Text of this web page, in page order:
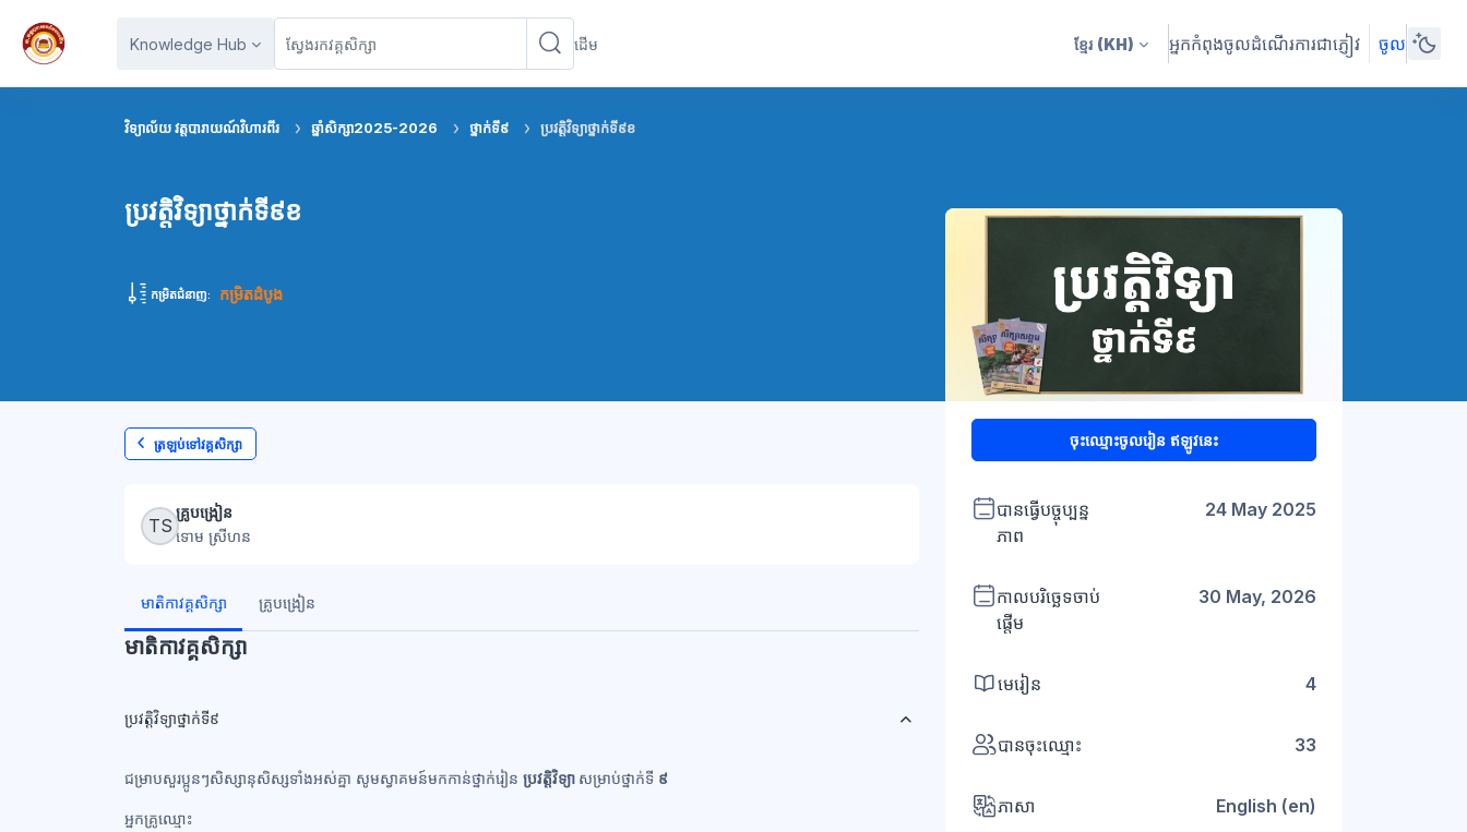
Knowledge Hub
ស្វែងរកវគ្គសិក្សា
ដើម ខ្មែរ (KH) អ្នកកំពុងចូលដំណើរការជាភ្ញៀវ ចូល
វិទ្យាល័យ វត្តបារាយណ៍វិហារពីរ ឆ្នាំសិក្សា2025-2026 ថ្នាក់ទី៩ ប្រវត្តិវិទ្យាថ្នាក់ទី៩ខ
ប្រវត្តិវិទ្យាថ្នាក់ទី៩ខ
កម្រិតជំនាញ: កម្រិតដំបូង
ត្រឡប់ទៅវគ្គសិក្សា
ប្លុក
TS
គ្រូបង្រៀន
ទោម ស្រីហន
ចុះឈ្មោះចូលរៀន ឥឡូវនេះ
បានធ្វើបច្ចុប្បន្ន
ភាព
24 May 2025
កាលបរិច្ឆេទចាប់
ផ្តើម
30 May, 2026
មេរៀន 4
បានចុះឈ្មោះ 33
ភាសា English ‎(en)‎
មាតិកាវគ្គសិក្សា គ្រូបង្រៀន
មាតិកាវគ្គសិក្សា
ប្រវត្តិវិទ្យាថ្នាក់ទី៩
ជម្រាបសួរប្អូនៗសិស្សានុសិស្សទាំងអស់គ្នា សូមស្វាគមន៍មកកាន់ថ្នាក់រៀន ប្រវត្តិវិទ្យា សម្រាប់ថ្នាក់ទី ៩
អ្នកគ្រូឈ្មោះ